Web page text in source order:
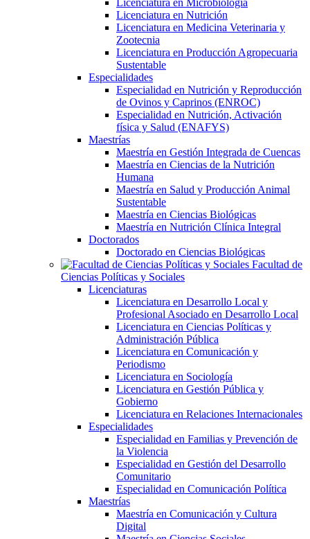
Licenciatura en Microbiología
Licenciatura en Nutrición
Licenciatura en Medicina Veterinaria y
Zootecnia
Licenciatura en Producción Agropecuaria
Sustentable
Especialidades
Especialidad en Nutrición y Reproducción
de Ovinos y Caprinos (ENROC)
Especialidad en Nutrición, Activación
física y Salud (ENAFYS)
Maestrías
Maestría en Gestión Integrada de Cuencas
Maestría en Ciencias de la Nutrición
Humana
Maestría en Salud y Producción Animal
Sustentable
Maestría en Ciencias Biológicas
Maestría en Nutrición Clínica Integral
Doctorados
Doctorado en Ciencias Biológicas
Facultad de
Ciencias Políticas y Sociales
Licenciaturas
Licenciatura en Desarrollo Local y
Profesional Asociado en Desarrollo Local
Licenciatura en Ciencias Políticas y
Administración Pública
Licenciatura en Comunicación y
Periodismo
Licenciatura en Sociología
Licenciatura en Gestión Pública y
Gobierno
Licenciatura en Relaciones Internacionales
Especialidades
Especialidad en Familias y Prevención de
la Violencia
Especialidad en Gestión del Desarrollo
Comunitario
Especialidad en Comunicación Política
Maestrías
Maestría en Comunicación y Cultura
Digital